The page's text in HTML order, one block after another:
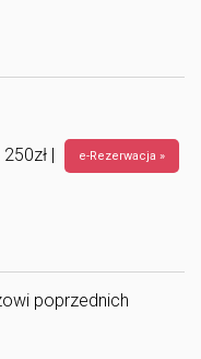
| e-Rezerwacja »
poprzednich